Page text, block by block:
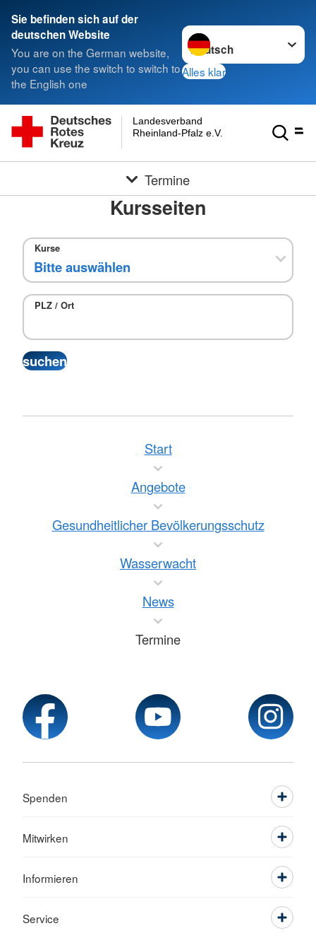
Sie befinden sich auf der
deutschen Website
You are on the German website,
you can use the switch to switch to
the English one
Sprache wechseln zu
Alles klar
Rheinland-Pfalz e.V.
Landesverband
Termine
Kursseiten
Kurse
PLZ / Ort
Start
Angebote
Gesundheitlicher Bevölkerungsschutz
Wasserwacht
News
Termine
Spenden
Mitwirken
Informieren
Service